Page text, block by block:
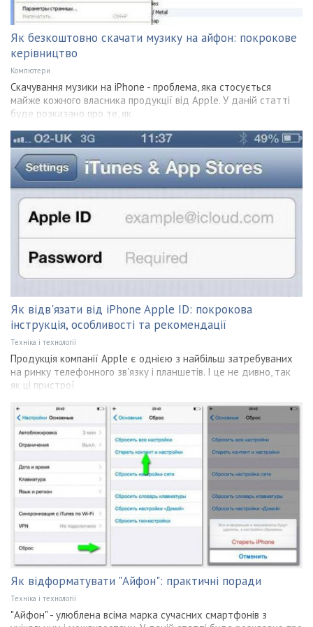
Як безкоштовно скачати музику на айфон: покрокове
керівництво
Компютери
Скачування музики на iPhone - проблема, яка стосується
майже кожного власника продукції від Apple. У даній статті
буде розказано про те, як
Як відв'язати від iPhone Apple ID: покрокова
інструкція, особливості та рекомендації
Техніка і технології
Продукція компанії Apple є однією з найбільш затребуваних
на ринку телефонного зв'язку і планшетів. І це не дивно, так
як ці пристрої
Як відформатувати "Айфон": практичні поради
Техніка і технології
"Айфон" - улюблена всіма марка сучасних смартфонів з